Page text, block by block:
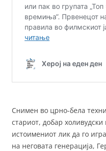
Снимен во црно-бела
стариот, добар
истоимениот лик да го
на неговата генерација,